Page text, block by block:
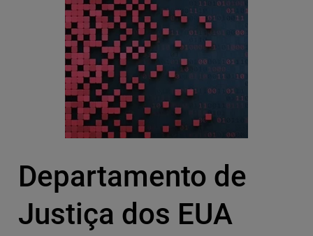
Departamento de
Justiça dos EUA